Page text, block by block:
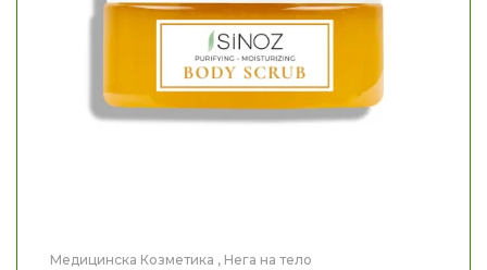
Медицинска Козметика , Нега на тело